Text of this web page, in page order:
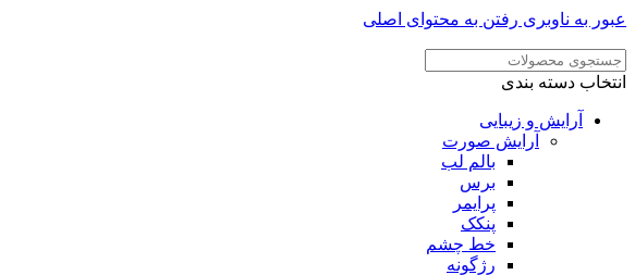
عبور به ناوبری رفتن به محتوای اصلی
انتخاب دسته بندی
آرایش و زیبایی
آرایش صورت
بالم لب
برس
پرایمر
پنکک
خط چشم
رژگونه